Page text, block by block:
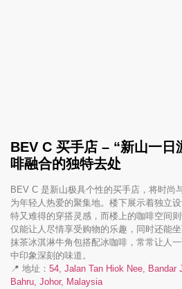
BEV C 买手店 – “新山一日
啡融合的独特去处
BEV C 是新山极具个性的买手店，将时尚
为年轻人热爱的聚集地。楼下展示着独立
特又难得的穿搭灵感，而楼上的咖啡空间
仅能让人尽情享受购物的乐趣，同时还能
抹茶冰淇淋牛角包搭配冰咖啡，常常让人
中印象深刻的味道。
📍 地址： 54, Jalan Tan Hiok Nee, Bandar
Bahru, Johor, Malaysia